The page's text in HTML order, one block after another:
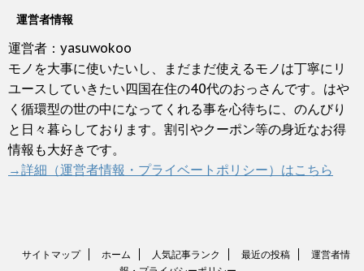
運営者情報
運営者：yasuwokoo
モノを大事に使いたいし、まだまだ使えるモノは丁寧にリ
ユースしていきたい四国在住の40代のおっさんです。はや
く循環型の世の中になってくれる事を心待ちに、のんびり
と日々暮らしております。割引やクーポン等の身近なお得
情報も大好きです。
→詳細（運営者情報・プライベートポリシー）はこちら
サイトマップ ホーム 人気記事ランク 最近の投稿
運営者情